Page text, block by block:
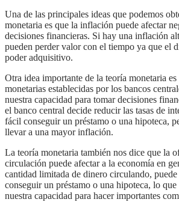
Una de las principales ideas que podemos obtener de la teoría
monetaria es que la inflación puede afectar
decisiones financieras. Si hay una inflación
pueden perder valor con el tiempo ya que el
poder adquisitivo.
Otra idea importante de la teoría monetaria es que las políticas
monetarias establecidas por los bancos
nuestra capacidad para tomar decisiones
el banco central decide reducir las tasas de
fácil conseguir un préstamo o una hipoteca,
llevar a una mayor inflación.
La teoría monetaria también nos dice que la oferta de dinero en
circulación puede afectar a la economía en
cantidad limitada de dinero circulando,
conseguir un préstamo o una hipoteca, lo
nuestra capacidad para hacer importantes